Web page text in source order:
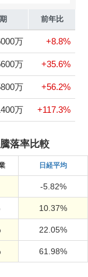
前年比
万 +8.8%
万 +35.6%
万 +56.2%
万 +117.3%
落率比較
日経平均
-5.82%
10.37%
22.05%
61.98%